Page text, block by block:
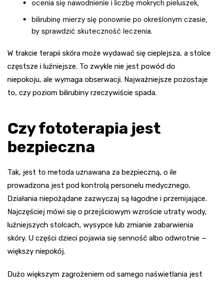
ocenia się nawodnienie i liczbę mokrych pieluszek,
bilirubinę mierzy się ponownie po określonym czasie,
by sprawdzić skuteczność leczenia.
W trakcie terapii skóra może wydawać się cieplejsza, a stolce
częstsze i luźniejsze. To zwykle nie jest powód do
niepokoju, ale wymaga obserwacji. Najważniejsze pozostaje
to, czy poziom bilirubiny rzeczywiście spada.
Czy fototerapia jest
bezpieczna
Tak, jest to metoda uznawana za bezpieczną, o ile
prowadzona jest pod kontrolą personelu medycznego.
Działania niepożądane zazwyczaj są łagodne i przemijające.
Najczęściej mówi się o przejściowym wzroście utraty wody,
luźniejszych stolcach, wysypce lub zmianie zabarwienia
skóry. U części dzieci pojawia się senność albo odwrotnie —
większy niepokój.
Dużo większym zagrożeniem od samego naświetlania jest